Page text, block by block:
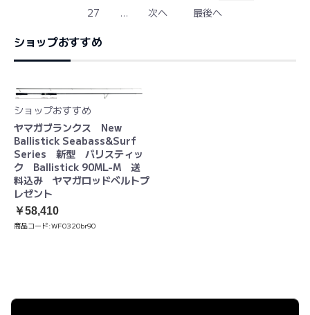
27
... 次へ 最後へ
ショップおすすめ
ショップおすすめ
ヤマガブランクス New
Ballistick Seabass&Surf
Series 新型 バリスティッ
ク Ballistick 90ML-M 送
料込み ヤマガロッドベルトプ
レゼント
￥58,410
商品コード:WF0320br90